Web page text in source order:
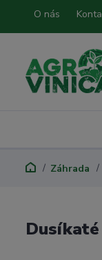
O nás
Záhrada